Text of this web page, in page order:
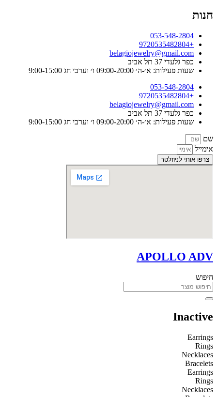
חנות
053-548-2804
+9720535482804
belagiojewelry@gmail.com
כפר גלעדי 37 תל אביב
שעות פעילות: א׳-ה׳ 09:00-20:00 ו׳ וערבי חג 9:00-15:00
053-548-2804
+9720535482804
belagiojewelry@gmail.com
כפר גלעדי 37 תל אביב
שעות פעילות: א׳-ה׳ 09:00-20:00 ו׳ וערבי חג 9:00-15:00
שם
אימייל
צרפו אותי לניוזלטר
APOLLO ADV
חיפוש
Inactive
Earrings
Rings
Necklaces
Bracelets
Earrings
Rings
Necklaces